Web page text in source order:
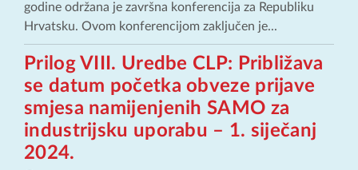
godine održana je završna konferencija za Republiku
Hrvatsku. Ovom konferencijom zaključen je...
Prilog VIII. Uredbe CLP: Približava
se datum početka obveze prijave
smjesa namijenjenih SAMO za
industrijsku uporabu – 1. siječanj
2024.